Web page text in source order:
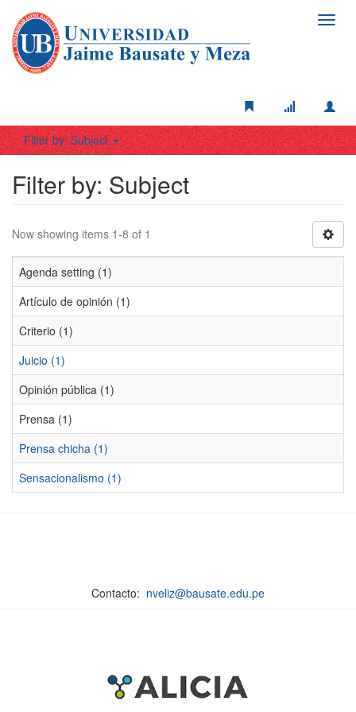
Filter by: Subject
Filter by: Subject
Now showing items 1-8 of 1
Agenda setting (1)
Artículo de opinión (1)
Criterio (1)
Juicio (1)
Opinión pública (1)
Prensa (1)
Prensa chicha (1)
Sensacionalismo (1)
Contacto: nveliz@bausate.edu.pe